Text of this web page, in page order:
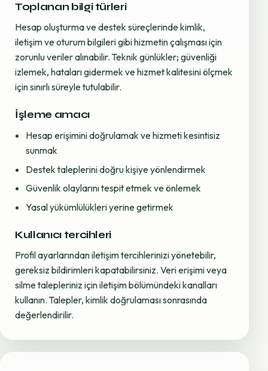
Toplanan bilgi türleri
Hesap oluşturma ve destek süreçlerinde kimlik,
iletişim ve oturum bilgileri gibi hizmetin çalışması için
zorunlu veriler alınabilir. Teknik günlükler; güvenliği
izlemek, hataları gidermek ve hizmet kalitesini ölçmek
için sınırlı süreyle tutulabilir.
İşleme amacı
Hesap erişimini doğrulamak ve hizmeti kesintisiz
sunmak
Destek taleplerini doğru kişiye yönlendirmek
Güvenlik olaylarını tespit etmek ve önlemek
Yasal yükümlülükleri yerine getirmek
Kullanıcı tercihleri
Profil ayarlarından iletişim tercihlerinizi yönetebilir,
gereksiz bildirimleri kapatabilirsiniz. Veri erişimi veya
silme talepleriniz için iletişim bölümündeki kanalları
kullanın. Talepler, kimlik doğrulaması sonrasında
değerlendirilir.